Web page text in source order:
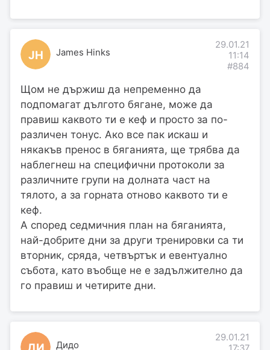
JH James Hinks
29.01.21
11:14
#884
Щом не държиш да непременно да
подпомагат дългото бягане, може да
правиш каквото ти е кеф и просто за по-
различен тонус. Ако все пак искаш и
някакъв пренос в бяганията, ще трябва да
наблегнеш на специфични протоколи за
различните групи на долната част на
тялото, а за горната отново каквото ти е
кеф.
А според седмичния план на бяганията,
най-добрите дни за други тренировки са ти
вторник, сряда, четвъртък и евентуално
събота, като въобще не е задължително да
го правиш и четирите дни.
ДИ Дидо
29.01.21